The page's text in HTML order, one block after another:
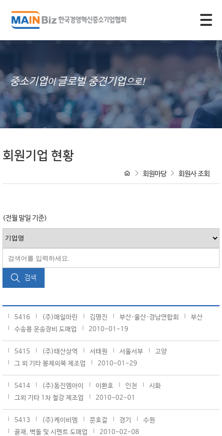
중소기업이글로벌 중견기업으로!
회원기업 현황
회원마당 회원사 조회
(전월 말일 기준)
검색
5416 (주)매일마린 김명진 부산·울산·경남연합회
부산
수송용 운송장비 도매업
2010-01-19
5415 (주)태산상역 서태원 서울서부
고양
그 외 기타 봉제의복 제조업
2010-01-29
5414 (주)동진엠아이 이환호 인천
시화
그외 기타 1차 철강 제조업
2010-02-01
5413 (주)케이비엠 문호걸 경기
수원
골재, 벽돌 및 시멘트 도매업
2010-02-08